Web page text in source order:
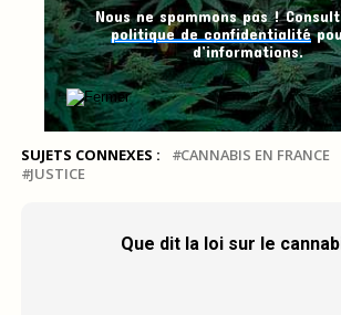
Nous ne spammons pas !
politique de confidentialité
d’informations.
SUJETS CONNEXES : CANNABIS EN FRANCE
JUSTICE
Que dit la loi sur le